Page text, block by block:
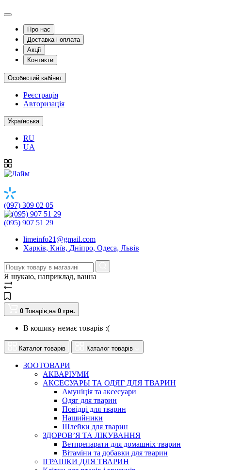
Про нас
Доставка і оплата
Акції
Контакти
Особистий кабінет
Реєстрація
Авторизація
Українська
RU
UA
(097) 309 02 05
(095) 907 51 29
limeinfo21@gmail.com
Харків, Київ, Дніпро, Одеса, Львів
Я шукаю, наприклад, ванна
0 Товарів,на 0 грн.
В кошику немає товарів :(
Каталог товарів Каталог товарів
ЗООТОВАРИ
АКВАРІУМИ
АКСЕСУАРЫ ТА ОДЯГ ДЛЯ ТВАРИН
Амуніція та аксесуари
Одяг для тварин
Повідці для тварин
Нашийники
Шлейки для тварин
ЗДОРОВ’Я ТА ЛІКУВАННЯ
Ветпрепарати для домашніх тварин
Вітаміни та добавки для тварин
ІГРАШКИ ДЛЯ ТВАРИН